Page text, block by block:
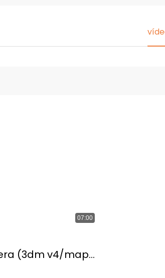
07:00
(3dm v4/map-